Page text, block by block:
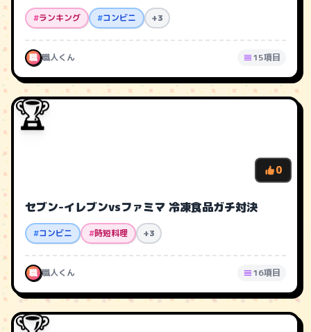
#ランキング #コンビニ +3
職 職人くん 15項目
🏆
0
セブン-イレブンvsファミマ 冷凍食品ガチ対決
#コンビニ #時短料理 +3
職 職人くん 16項目